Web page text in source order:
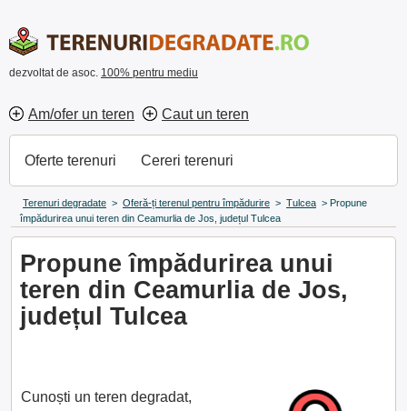
dezvoltat de asoc. 100% pentru mediu
Am/ofer un teren Caut un teren
Oferte terenuri Cereri terenuri
Terenuri degradate > Oferă-ți terenul pentru împădurire > Tulcea > Propune
împădurirea unui teren din Ceamurlia de Jos, județul Tulcea
Propune împădurirea unui
teren din Ceamurlia de Jos,
județul Tulcea
Cunoști un teren degradat,